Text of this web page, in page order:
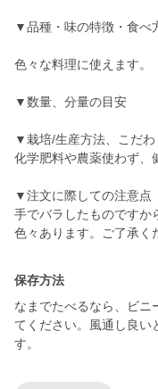
▼品種・味の特徴・食べ
色々な料理に使えます。
▼数量、分量の目安
▼栽培/生産方法、こだわ
化学肥料や農薬使わず、
▼注文に際しての注意点
手でバラしたものですか
保存方法
なまでたべるなら、ビニ
てください。風通し良い
す。